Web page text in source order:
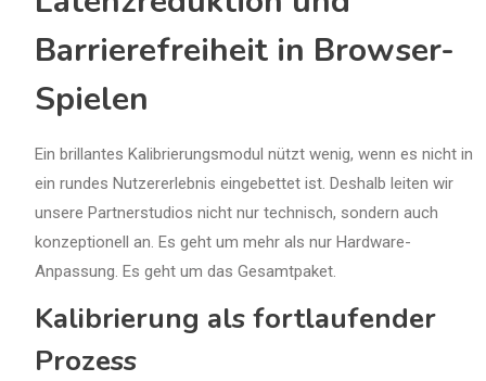
Barrierefreiheit in Browser-
Spielen
Ein brillantes Kalibrierungsmodul nützt wenig, wenn es nicht in
ein rundes Nutzererlebnis eingebettet ist. Deshalb leiten wir
unsere Partnerstudios nicht nur technisch, sondern auch
konzeptionell an. Es geht um mehr als nur Hardware-
Anpassung. Es geht um das Gesamtpaket.
Kalibrierung als fortlaufender
Prozess